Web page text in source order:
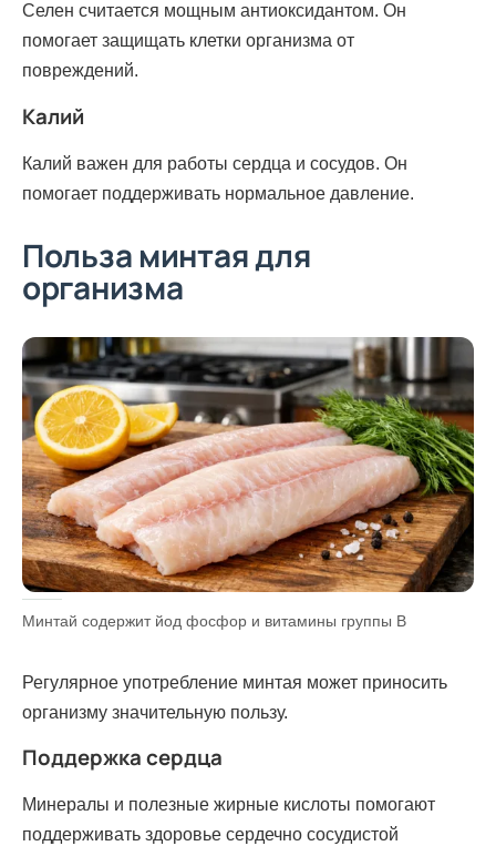
Селен считается мощным антиоксидантом. Он
помогает защищать клетки организма от
повреждений.
Калий
Калий важен для работы сердца и сосудов. Он
помогает поддерживать нормальное давление.
Польза минтая для
организма
Минтай содержит йод фосфор и витамины группы B
Регулярное употребление минтая может приносить
организму значительную пользу.
Поддержка сердца
Минералы и полезные жирные кислоты помогают
поддерживать здоровье сердечно сосудистой